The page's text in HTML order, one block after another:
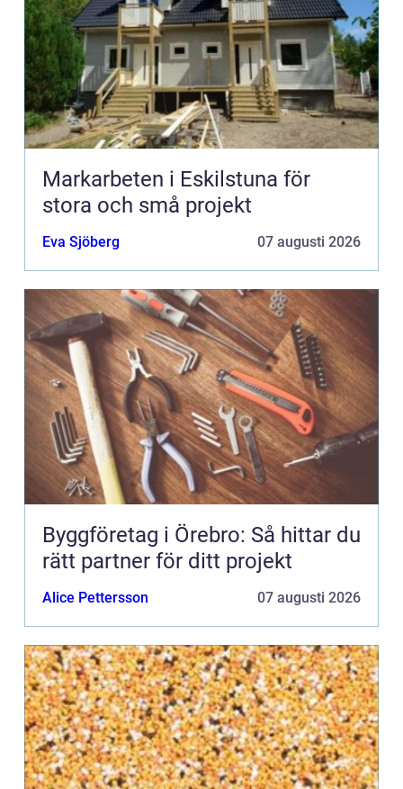
Markarbeten i Eskilstuna för
stora och små projekt
Eva Sjöberg 07 augusti 2026
Byggföretag i Örebro: Så hittar du
rätt partner för ditt projekt
Alice Pettersson 07 augusti 2026